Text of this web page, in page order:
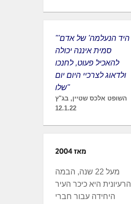
"'היד הנעלמה' של אדם
סמית איננה יכולה
להאכיל פעוט, לחנכו
ולדאוג לצרכיי היום יום
שלו"
השופט אלכס שטיין, בג"ץ
12.1.22
מאז 2004
מעל 22 שנה, הבמה
הרעיונית היא כיכר העיר
היחידה עבור חברי